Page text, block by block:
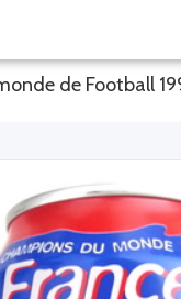
de Football